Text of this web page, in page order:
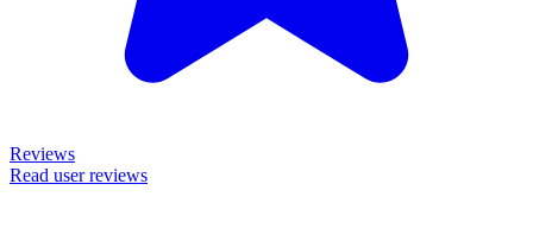
Reviews
Read user reviews